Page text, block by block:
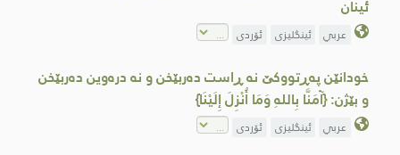
ئینان
عربي ئینگلیزی ئۆردی
خودانێن په‌ڕتووكێ نه‌ ڕاست ده‌ربێخن و نه‌ دره‌وین ده‌ربێخن
و بێژن: {آمَنَّا بِاللهِ وَمَا أُنْزِلَ إِلَيْنَا}
عربي ئینگلیزی ئۆردی